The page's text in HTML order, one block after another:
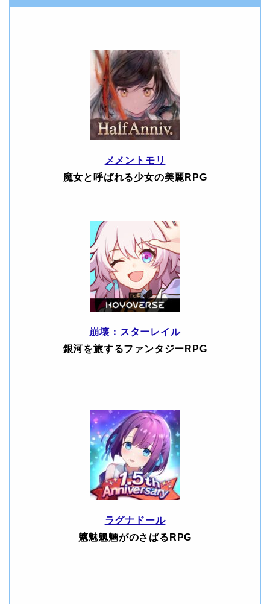
メメントモリ
魔女と呼ばれる少女の美麗RPG
崩壊：スターレイル
銀河を旅するファンタジーRPG
ラグナドール
魑魅魍魎がのさばるRPG